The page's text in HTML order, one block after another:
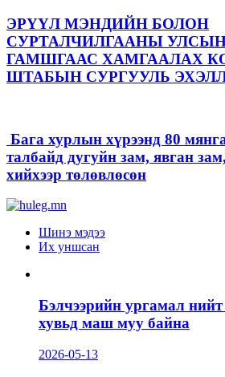
ЭРҮҮЛ МЭНДИЙН БОЛОН
СУРТАЛЧИЛГААНЫ
ГАМШГААС ХАМГААЛАХ
ШТАБЫН СУРГУУЛЬ
Бага хурлын хүрээнд 80
талбайд дугуйн зам, явган
хийхээр төлөвлөсөн
Шинэ мэдээ
Их уншсан
Бэлчээрийн ургамал
хувьд маш муу байна
2026-05-13